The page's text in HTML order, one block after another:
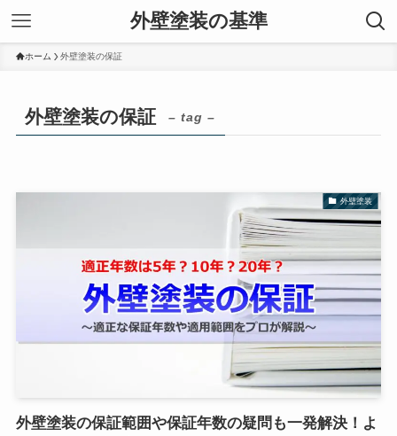
外壁塗装の基準
ホーム 外壁塗装の保証
外壁塗装の保証 – tag –
外壁塗装
外壁塗装の保証範囲や保証年数の疑問も一発解決！よ